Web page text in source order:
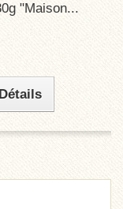
"Maison...
Détails